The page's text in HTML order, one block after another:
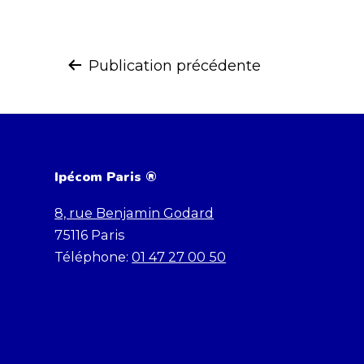
Navigation
Publication précédente
Ipécom Paris ®
8, rue Benjamin Godard
75116 Paris
Téléphone:01 47 27 00 50